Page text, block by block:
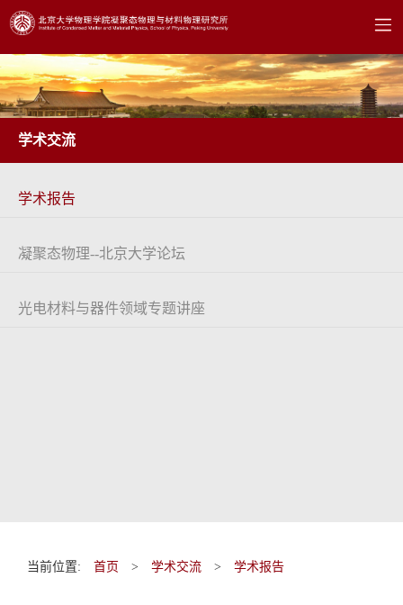
学术交流
学术报告
凝聚态物理--北京大学论坛
光电材料与器件领域专题讲座
当前位置: 首页 > 学术交流 > 学术报告